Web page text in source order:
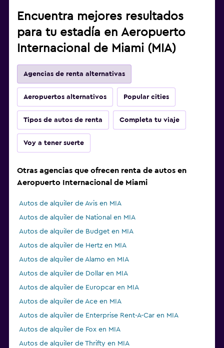
Encuentra mejores resultados
para tu estadía en Aeropuerto
Internacional de Miami (MIA)
Agencias de renta alternativas
Aeropuertos alternativos Popular cities
Tipos de autos de renta Completa tu viaje
Voy a tener suerte
Otras agencias que ofrecen renta de autos en
Aeropuerto Internacional de Miami
Autos de alquiler de Avis en MIA
Autos de alquiler de National en MIA
Autos de alquiler de Budget en MIA
Autos de alquiler de Hertz en MIA
Autos de alquiler de Alamo en MIA
Autos de alquiler de Dollar en MIA
Autos de alquiler de Europcar en MIA
Autos de alquiler de Ace en MIA
Autos de alquiler de Enterprise Rent-A-Car en MIA
Autos de alquiler de Fox en MIA
Autos de alquiler de Thrifty en MIA